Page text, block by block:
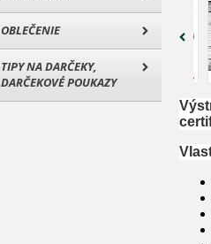
OBLEČENIE
TIPY NA DARČEKY,
DARČEKOVÉ POUKAZY